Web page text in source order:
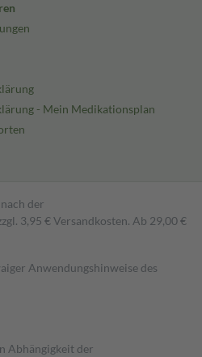
- Mein Medikationsplan
der
3,95 € Versandkosten. Ab 29,00 €
Anwendungshinweise des
Abhängigkeit der